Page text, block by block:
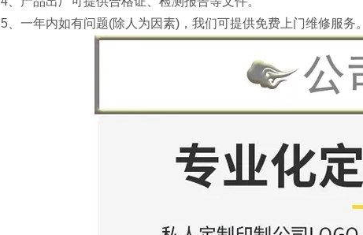
5、一年内如有问题(除人为因素)，我们可提供免费上门维修服务。